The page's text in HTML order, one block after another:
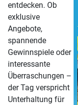
entdecken. Ob
exklusive
Angebote,
spannende
Gewinnspiele oder
interessante
Überraschungen –
der Tag verspricht
Unterhaltung für